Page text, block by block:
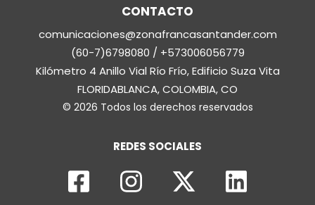
CONTACTO
comunicaciones@zonafrancasantander.com
(60-7)6798080 / +573006056779
Kilómetro 4 Anillo Vial Río Frío, Edificio Suza Vita
FLORIDABLANCA, COLOMBIA, CO
© 2026 Todos los derechos reservados
REDES SOCIALES